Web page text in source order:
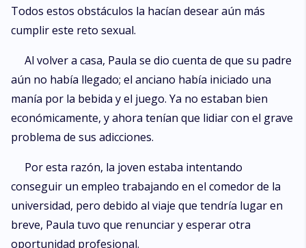
Todos estos obstáculos la hacían desear aún más
cumplir este reto sexual.
Al volver a casa, Paula se dio cuenta de que su padre
aún no había llegado; el anciano había iniciado una
manía por la bebida y el juego. Ya no estaban bien
económicamente, y ahora tenían que lidiar con el grave
problema de sus adicciones.
Por esta razón, la joven estaba intentando
conseguir un empleo trabajando en el comedor de la
universidad, pero debido al viaje que tendría lugar en
breve, Paula tuvo que renunciar y esperar otra
oportunidad profesional.